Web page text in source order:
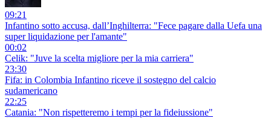
09:21
Infantino sotto accusa, dall’Inghilterra: "Fece pagare dalla Uefa una
super liquidazione per l'amante"
00:02
Celik: "Juve la scelta migliore per la mia carriera"
23:30
Fifa: in Colombia Infantino riceve il sostegno del calcio
sudamericano
22:25
Catania: "Non rispetteremo i tempi per la fideiussione"